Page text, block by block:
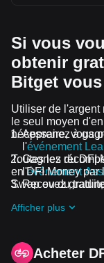
Si vous
obtenir
Bitget
Utiliser de l'argent
le seul moyen
nécessaire, vous
Apprenez à
l'événement
Gagnez du
l'événement
Recevez
Toutes les
en DFI.Money par
Swap ou du
Afficher plus
Acheter